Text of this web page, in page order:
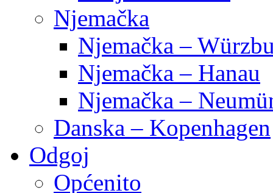
Njemačka
Njemačka –
Njemačka – Hanau
Njemačka –
Danska – Kopenhagen
Odgoj
Općenito